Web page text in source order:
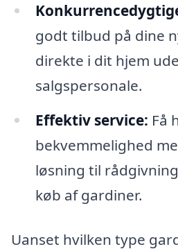
godt tilbud på dine
direkte i dit hjem
salgspersonale.
Effektiv service: Få
bekvemmelighed
løsning til
køb af gardiner.
Uanset hvilken type